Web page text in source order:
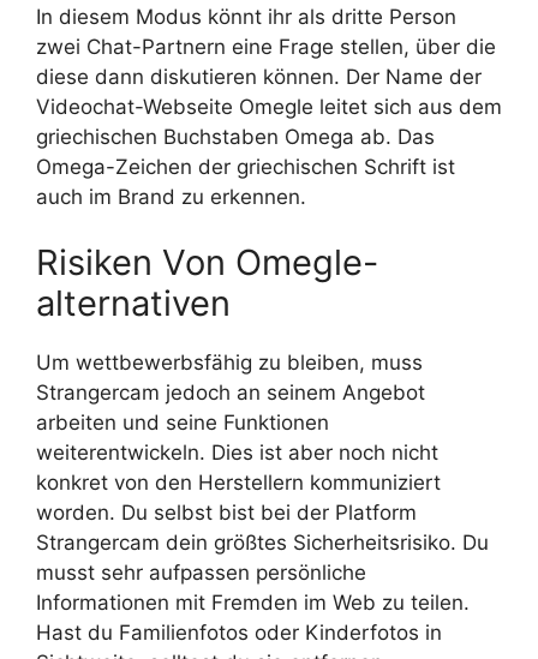
In diesem Modus könnt ihr als dritte Person
zwei Chat-Partnern eine Frage stellen, über die
diese dann diskutieren können. Der Name der
Videochat-Webseite Omegle leitet sich aus dem
griechischen Buchstaben Omega ab. Das
Omega-Zeichen der griechischen Schrift ist
auch im Brand zu erkennen.
Risiken Von Omegle-
alternativen
Um wettbewerbsfähig zu bleiben, muss
Strangercam jedoch an seinem Angebot
arbeiten und seine Funktionen
weiterentwickeln. Dies ist aber noch nicht
konkret von den Herstellern kommuniziert
worden. Du selbst bist bei der Platform
Strangercam dein größtes Sicherheitsrisiko. Du
musst sehr aufpassen persönliche
Informationen mit Fremden im Web zu teilen.
Hast du Familienfotos oder Kinderfotos in